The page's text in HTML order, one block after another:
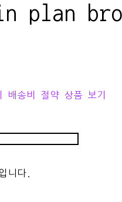
plan
배송비 절약 상품 보기
니다.